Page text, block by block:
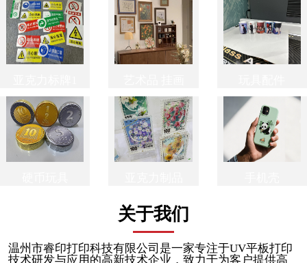
关于我们
温州市睿印打印科技有限公司是一家专注于UV平板打印
技术研发与应用的高新技术企业，致力于为客户提供高